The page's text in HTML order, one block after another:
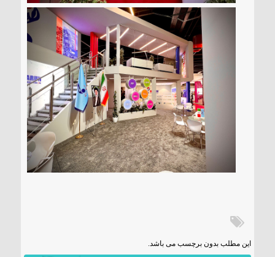
این مطلب بدون برچسب می باشد.